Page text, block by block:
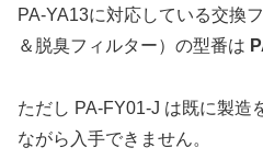
PA-YA13に対応している交換
＆脱臭フィルター）の型番は
ただし PA-FY01-J は既に製造
ながら入手できません。